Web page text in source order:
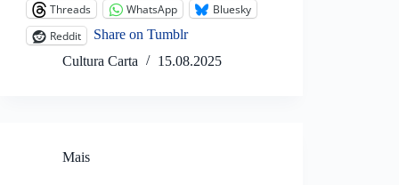
Threads
WhatsApp
Bluesky
Reddit
Share on Tumblr
Cultura Carta
15.08.2025
Mais